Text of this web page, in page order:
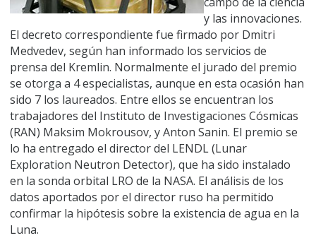
y las innovaciones.
El decreto correspondiente fue firmado por Dmitri
Medvedev, según han informado los servicios de
prensa del Kremlin. Normalmente el jurado del premio
se otorga a 4 especialistas, aunque en esta ocasión han
sido 7 los laureados. Entre ellos se encuentran los
trabajadores del Instituto de Investigaciones Cósmicas
(RAN) Maksim Mokrousov, y Anton Sanin. El premio se
lo ha entregado el director del LENDL (Lunar
Exploration Neutron Detector), que ha sido instalado
en la sonda orbital LRO de la NASA. El análisis de los
datos aportados por el director ruso ha permitido
confirmar la hipótesis sobre la existencia de agua en la
Luna.